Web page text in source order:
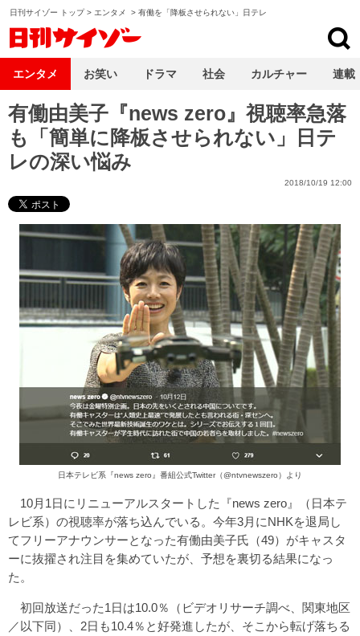
日刊サイゾー トップ> エンタメ > 有働を「降板させられない」日テレ
有働由美子『news zero』視聴率急落
も「簡単に降板させられない」日テ
レの深い悩み
2018/10/19 12:00
日本テレビ系『news zero』番組公式Twitter（@ntvnewszero）より
10月1日にリニューアルスタートした『news zero』（日本テ
レビ系）の視聴率が落ち込んでいる。今年3月にNHKを退局し
てフリーアナウンサーとなった有働由美子氏（49）がキャスタ
ーに抜擢され注目を集めていたが、予想を裏切る結果になっ
た。
初回放送だった1日は10.0％（ビデオリサーチ調べ、関東地区
／以下同）、2日も10.4％と好発進したが、そこから転げ落ちる
エンタメ お笑い ドラマ 社会 カルチャー 連載